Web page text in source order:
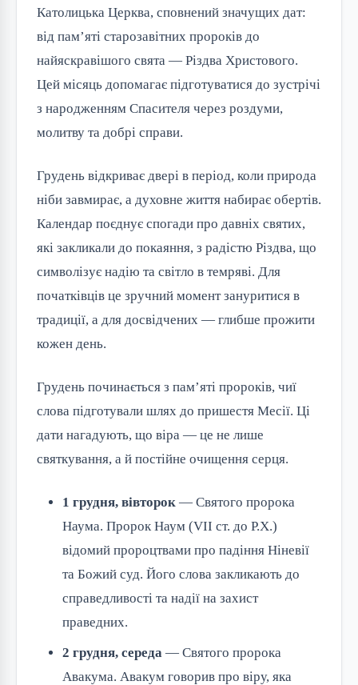
Католицька Церква, сповнений значущих дат:
від пам’яті старозавітних пророків до
найяскравішого свята — Різдва Христового.
Цей місяць допомагає підготуватися до зустрічі
з народженням Спасителя через роздуми,
молитву та добрі справи.
Грудень відкриває двері в період, коли природа
ніби завмирає, а духовне життя набирає обертів.
Календар поєднує спогади про давніх святих,
які закликали до покаяння, з радістю Різдва, що
символізує надію та світло в темряві. Для
початківців це зручний момент зануритися в
традиції, а для досвідчених — глибше прожити
кожен день.
Грудень починається з пам’яті пророків, чиї
слова підготували шлях до пришестя Месії. Ці
дати нагадують, що віра — це не лише
святкування, а й постійне очищення серця.
1 грудня, вівторок — Святого пророка
Наума. Пророк Наум (VII ст. до Р.Х.)
відомий пророцтвами про падіння Ніневії
та Божий суд. Його слова закликають до
справедливості та надії на захист
праведних.
2 грудня, середа — Святого пророка
Авакума. Авакум говорив про віру, яка